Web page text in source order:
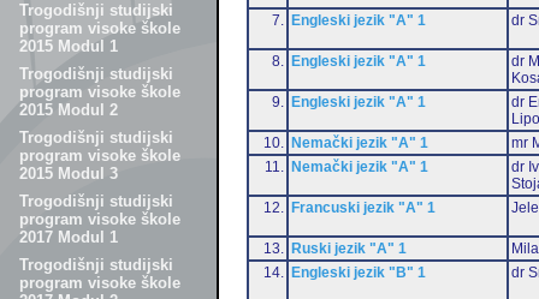
Trogodišnji studijski
program visoke škole
2015 Modul 1
Trogodišnji studijski
program visoke škole
2015 Modul 2
Trogodišnji studijski
program visoke škole
2015 Modul 3
Trogodišnji studijski
program visoke škole
2017 Modul 1
Trogodišnji studijski
program visoke škole
7. Engleski jezik "A" 1 dr
8. Engleski jezik "A" 1
dr
9.
Engleski jezik "A" 1
dr
10.
Nemački jezik "A" 1
mr
11.
Nemački jezik "A" 1
dr
12.
Francuski jezik "A" 1
13. Ruski jezik "A" 1
14.
Engleski jezik "B" 1 dr